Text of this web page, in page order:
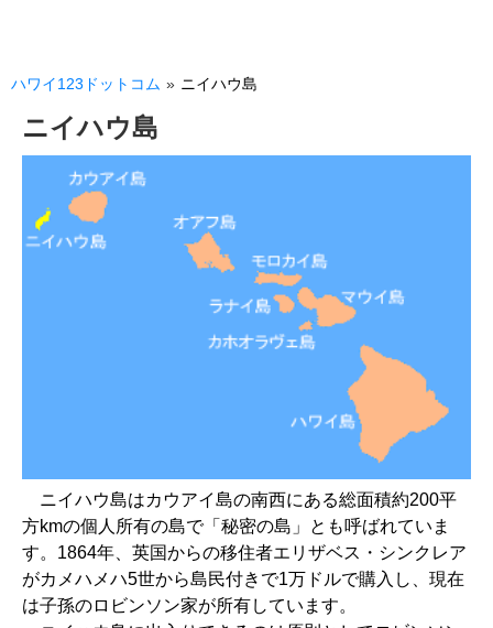
ハワイ123ドットコム » ニイハウ島
ニイハウ島
ニイハウ島はカウアイ島の南西にある総面積約200平
方kmの個人所有の島で「秘密の島」とも呼ばれていま
す。1864年、英国からの移住者エリザベス・シンクレア
がカメハメハ5世から島民付きで1万ドルで購入し、現在
は子孫のロビンソン家が所有しています。